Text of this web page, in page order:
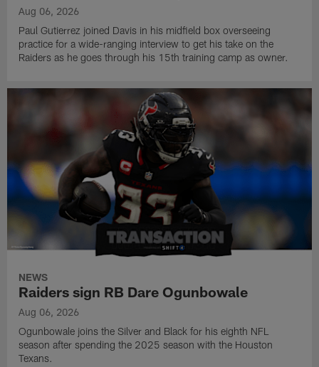
Aug 06, 2026
Paul Gutierrez joined Davis in his midfield box overseeing
practice for a wide-ranging interview to get his take on the
Raiders as he goes through his 15th training camp as owner.
NEWS
Raiders sign RB Dare Ogunbowale
Aug 06, 2026
Ogunbowale joins the Silver and Black for his eighth NFL
season after spending the 2025 season with the Houston
Texans.